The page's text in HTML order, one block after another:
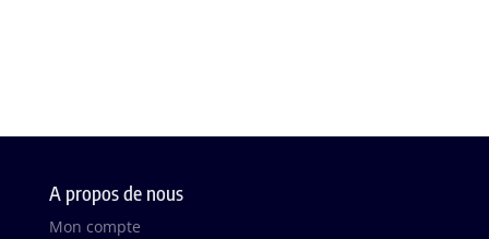
A propos de nous
Mon compte